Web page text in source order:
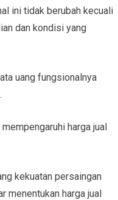
ini tidak berubah kecuali
dan kondisi yang
uang fungsionalnya
harga jual
kekuatan persaingan
menentukan harga jual